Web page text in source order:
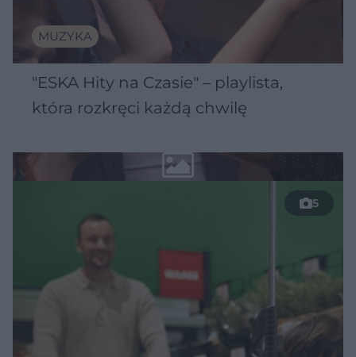
MUZYKA
"ESKA Hity na Czasie" – playlista,
która rozkręci każdą chwilę
5